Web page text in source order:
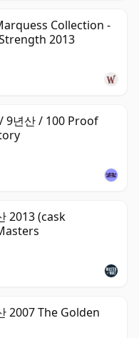
Collection -
2013
9년산 / 100 Proof
2013 (cask
2007 The Golden